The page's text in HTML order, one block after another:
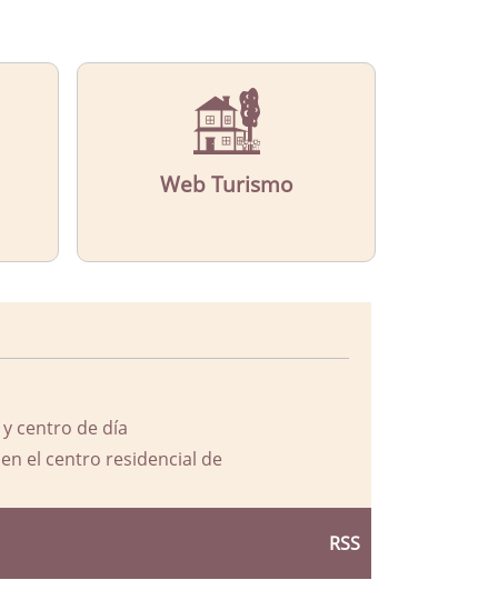
Web Turismo
centro de día
el centro residencial de
RSS